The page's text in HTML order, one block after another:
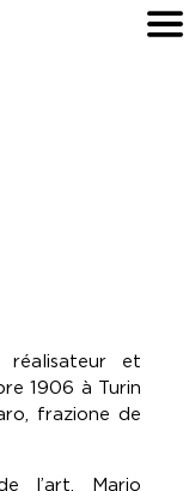
et
1906 à Turin
frazione de
l’art, Mario